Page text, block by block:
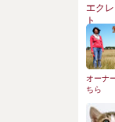
ー
エク
ト
オーナ
ちら